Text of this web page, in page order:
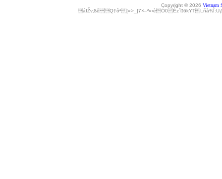
Copyright © 2026 Vietnam
áfŽv‚ßêQ†ôª[»>_|7×–²»‹èÓ0